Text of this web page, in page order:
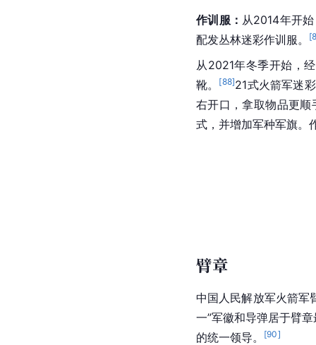
作训服 ： 从2014年开
配发丛林迷彩作训服。 [
从2021年冬季开始，
靴。 [88]21式火箭军迷
右开口，拿取物品更
式，并增加军种军旗。
臂章
中国人民解放军火箭军
一”军徽和导弹居于臂
的统一领导。
[90]